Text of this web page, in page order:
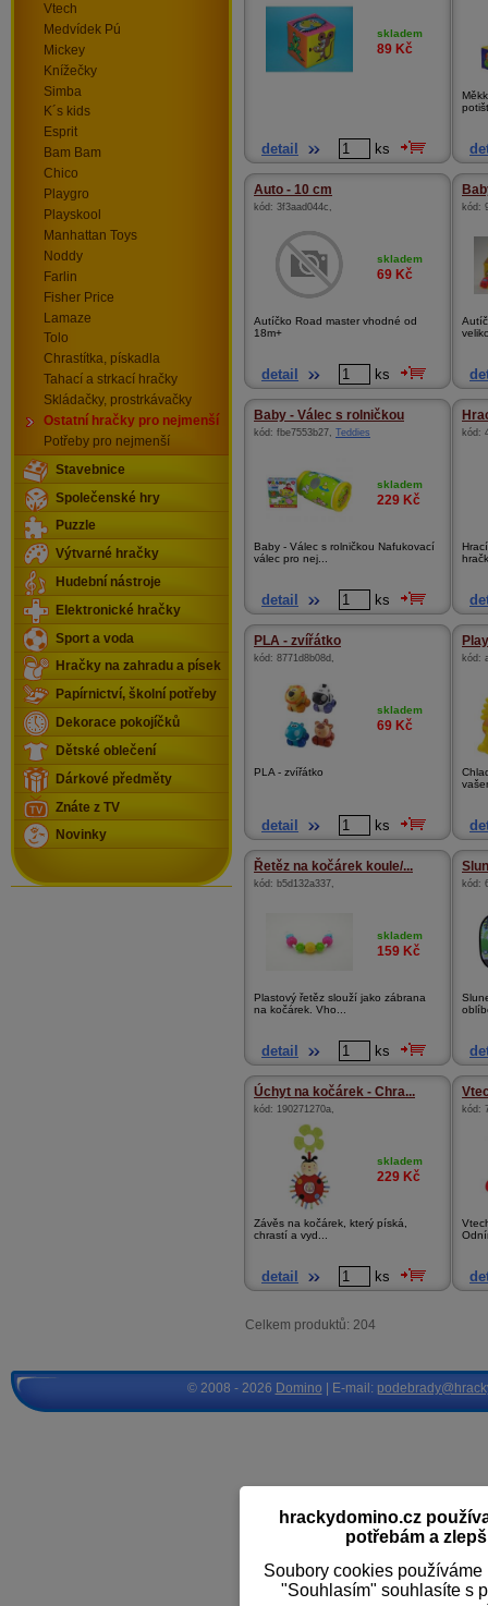
skladem
89 Kč
detail ks
Auto - 10 cm
kód: 3f3aad044c ,
skladem
69 Kč
Autíčko Road master vhodné od
18m+
detail ks
kód:
Baby - Válec s rolničkou
kód: fbe7553b27, Teddies
skladem
229 Kč
Baby - Válec s rolničkou Nafukovací
válec pro nej...
detail ks
kód:
PLA - zvířátko
kód: 8771d8b08d ,
skladem
69 Kč
PLA - zvířátko
detail ks
kód:
Řetěz na kočárek koule/...
kód: b5d132a337,
skladem
159 Kč
Plastový řetěz slouží jako zábrana
na kočárek. Vho...
detail ks
kód:
Úchyt na kočárek - Chra...
kód: 190271270a,
skladem
229 Kč
Závěs na kočárek, který píská,
chrastí a vyd...
detail ks
kód:
Celkem produktů: 204
Vtech
Medvídek Pú
Mickey
Knížečky
Simba
K´s kids
Esprit
Bam Bam
Chico
Playgro
Playskool
Manhattan Toys
Noddy
Farlin
Fisher Price
Lamaze
Tolo
Chrastítka, pískadla
Tahací a strkací hračky
Skládačky, prostrkávačky
Ostatní hračky pro nejmenší
Potřeby pro nejmenší
Stavebnice
Společenské hry
Puzzle
Výtvarné hračky
Hudební nástroje
Elektronické hračky
Sport a voda
Hračky na zahradu a písek
Papírnictví, školní potřeby
Dekorace pokojíčků
Dětské oblečení
Dárkové předměty
Znáte z TV
Novinky
hrackydomino.cz
potřebám a
Soubory cookies
"Souhlasím" souhlasíte s
© 2008 - 2026 Domino | E-mail: